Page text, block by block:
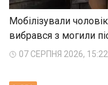
Мобілізували
вибрався з могили
07 СЕРПНЯ 2026, 15:22